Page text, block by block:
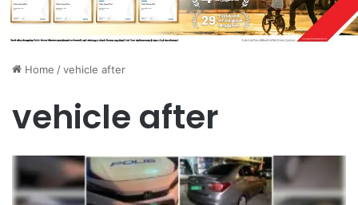
Home /vehicle after
vehicle after